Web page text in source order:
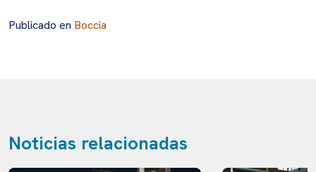
Publicado en Boccia
Noticias relacionadas